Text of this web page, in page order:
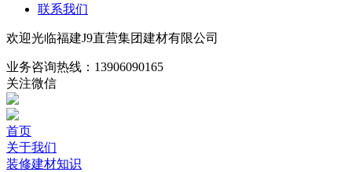
联系我们
欢迎光临福建J9直营集团建材有限公司
业务咨询热线： 13906090165
关注微信
首页
关于我们
装修建材知识